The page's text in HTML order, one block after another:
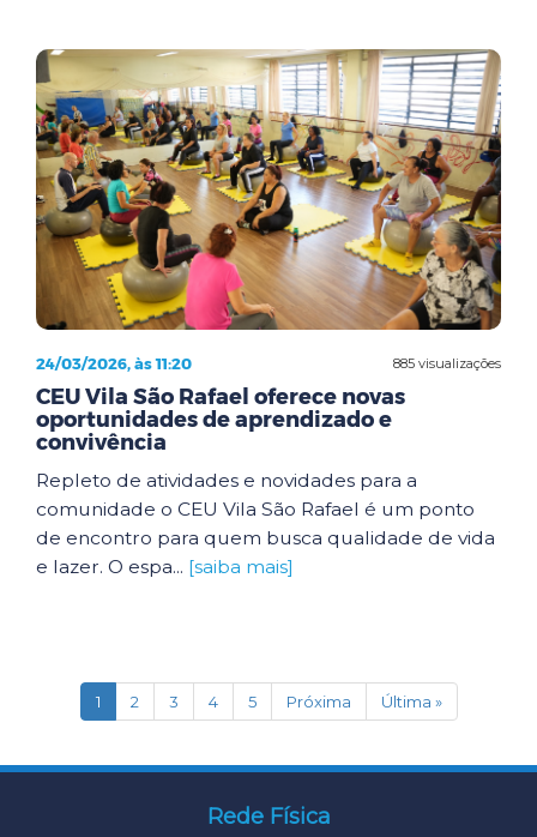
885 visualizações
24/03/2026, às 11:20
CEU Vila São Rafael oferece novas
oportunidades de aprendizado e
convivência
Repleto de atividades e novidades para a
comunidade o CEU Vila São Rafael é um ponto
de encontro para quem busca qualidade de vida
e lazer. O espa... [saiba mais]
1(current)
2 3 4 5 Próxima Última »
Rede Física